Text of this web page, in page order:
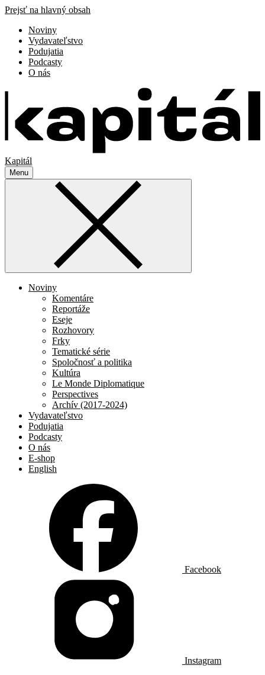
Prejsť na hlavný obsah
Noviny
Vydavateľstvo
Podujatia
Podcasty
O nás
Kapitál
Menu
Noviny
Komentáre
Reportáže
Eseje
Rozhovory
Frky
Tematické série
Spoločnosť a politika
Kultúra
Le Monde Diplomatique
Perspectives
Archív (2017-2024)
Vydavateľstvo
Podujatia
Podcasty
O nás
E-shop
English
Facebook
Instagram